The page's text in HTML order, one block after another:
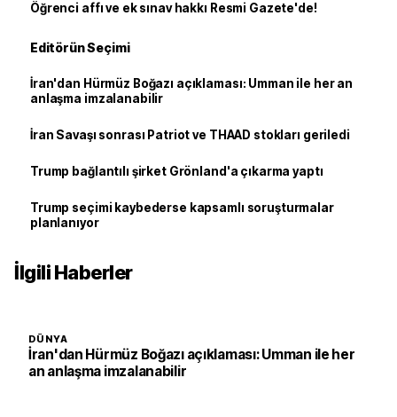
Öğrenci affı ve ek sınav hakkı Resmi Gazete'de!
Editörün Seçimi
İran'dan Hürmüz Boğazı açıklaması: Umman ile her an
anlaşma imzalanabilir
İran Savaşı sonrası Patriot ve THAAD stokları geriledi
Trump bağlantılı şirket Grönland'a çıkarma yaptı
Trump seçimi kaybederse kapsamlı soruşturmalar
planlanıyor
İlgili Haberler
DÜNYA
İran'dan Hürmüz Boğazı açıklaması: Umman ile her
an anlaşma imzalanabilir